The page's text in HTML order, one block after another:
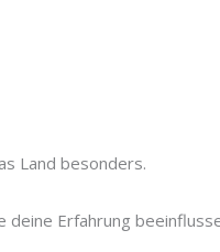
Land besonders.
deine Erfahrung